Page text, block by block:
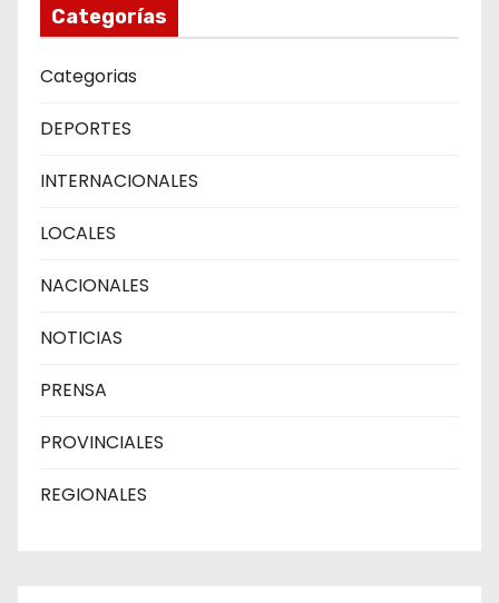
Categorías
Categorias
DEPORTES
INTERNACIONALES
LOCALES
NACIONALES
NOTICIAS
PRENSA
PROVINCIALES
REGIONALES